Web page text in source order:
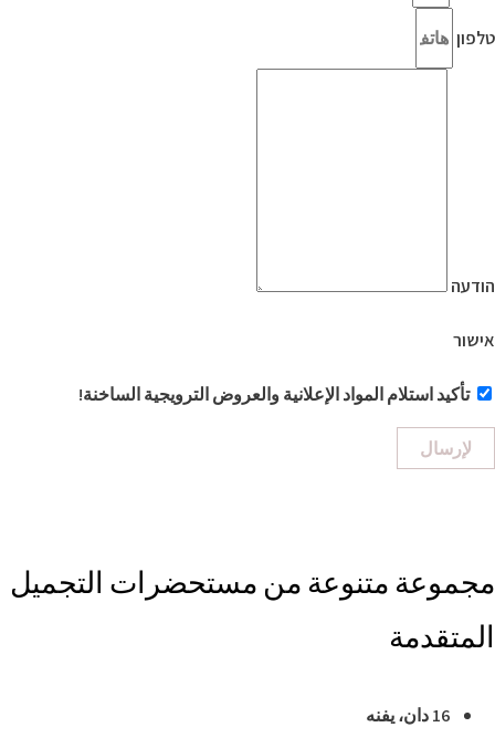
טלפון
הודעה
אישור
تأكيد استلام المواد الإعلانية والعروض الترويجية الساخنة!
لإرسال
مجموعة متنوعة من مستحضرات التجميل
المتقدمة
16 دان، يفنه